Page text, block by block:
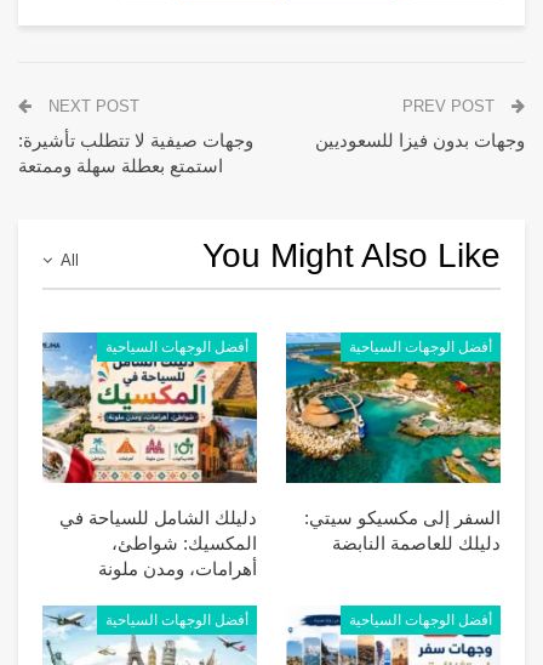
وجهات بدون فيزا للسعوديين
NEXT POST
وجهات صيفية لا تتطلب تأشيرة:
استمتع بعطلة سهلة وممتعة
All You Might Also Like
أفضل الوجهات السياحية
السفر إلى مكسيكو سيتي:
دليلك للعاصمة النابضة
أفضل الوجهات السياحية
دليلك الشامل للسياحة في
المكسيك: شواطئ،
أهرامات، ومدن ملونة
أفضل الوجهات السياحية أفضل الوجهات السياحية